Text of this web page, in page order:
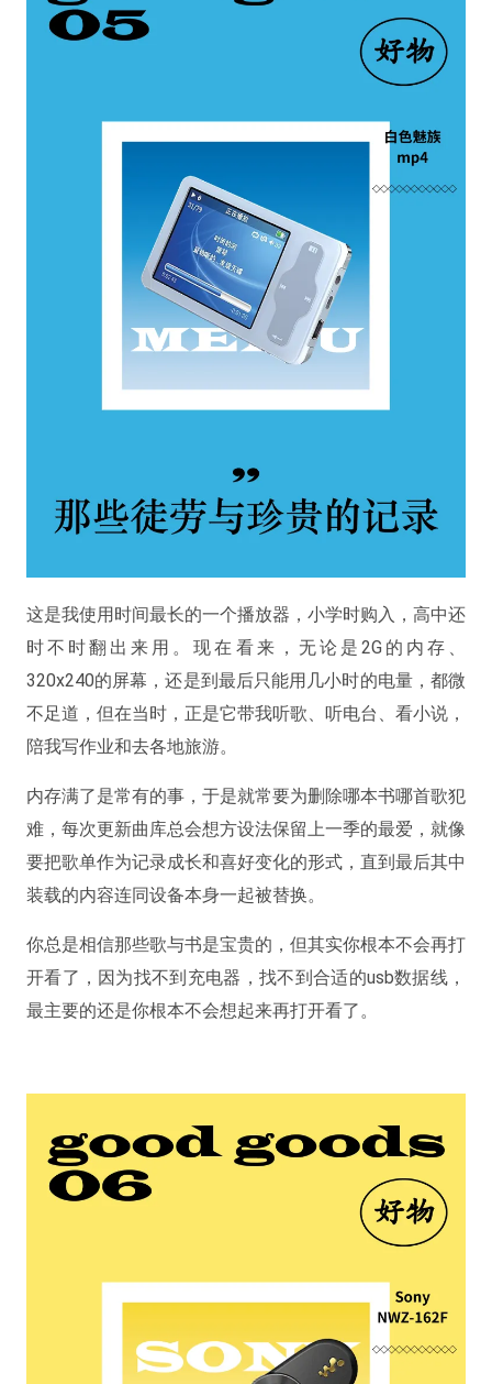
这是我使用时间最长的一个播放器，小学时购入，高中还
时不时翻出来用。现在看来，无论是2G的内存、
320x240的屏幕，还是到最后只能用几小时的电量，都微
不足道，但在当时，正是它带我听歌、听电台、看小说，
陪我写作业和去各地旅游。
内存满了是常有的事，于是就常要为删除哪本书哪首歌犯
难， 每次更新曲库总会想方设法保留上一季的最爱，就像
要把歌单作为记录成长和喜好变化的形式 ，直到最后其中
装载的内容连同设备本身一起被替换。
你总是相信那些歌与书是宝贵的，但其实你根本不会再打
开看了，因为找不到充电器，找不到合适的usb数据线，
最主要的还是你根本不会想起来再打开看了。